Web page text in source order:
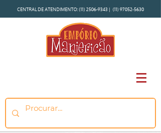
CENTRAL DE ATENDIMENTO:(11) 2506-9343 | (11) 97052-5630